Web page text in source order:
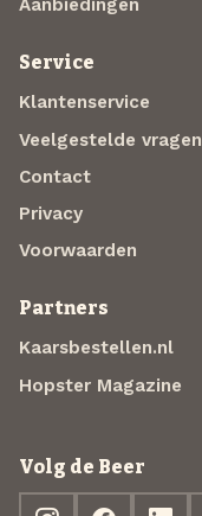
Aanbiedingen
Service
Klantenservice
Veelgestelde vragen
Contact
Privacy
Voorwaarden
Partners
Kaarsbestellen.nl
Hopster Magazine
Volg de Beer